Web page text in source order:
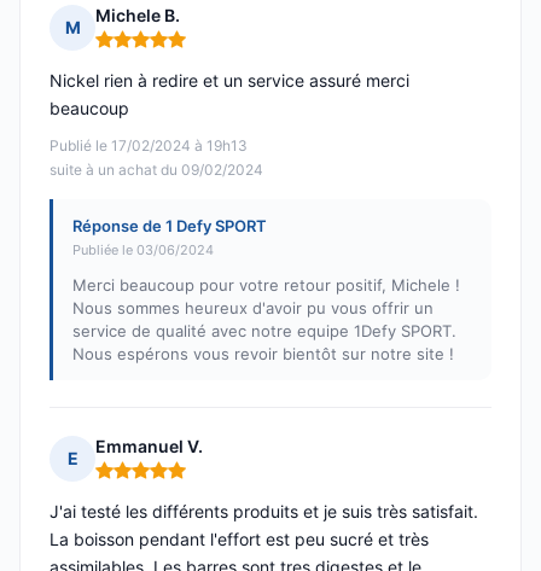
M
Michele B.
Note : 5 sur 5
Publié le 17/02/2024 à 19h13
suite à un achat du 09/02/2024
Nickel rien à redire et un service assuré merci
beaucoup
Réponse de 1 Defy SPORT
Publiée le 03/06/2024
Merci beaucoup pour votre retour positif, Michele !
Nous sommes heureux d'avoir pu vous offrir un
service de qualité avec notre equipe 1Defy SPORT.
Nous espérons vous revoir bientôt sur notre site !
E
Emmanuel V.
Note : 5 sur 5
J'ai testé les différents produits et je suis très satisfait.
La boisson pendant l'effort est peu sucré et très